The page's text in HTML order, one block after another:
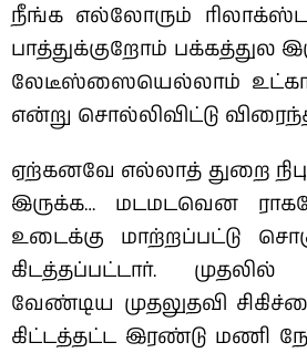
நீங்க எல்லோரும்
பாத்துக்குறோம் பக்கத்துல
லேடீஸ்ஸையெல்லாம்
என்று சொல்லிவிட்டு
ஏற்கனவே எல்லாத் துறை
இருக்க… மடமடவென
உடைக்கு மாற்றப்பட்டு
கிடத்தப்பட்டார்.
வேண்டிய முதலுதவி
கிட்டத்தட்ட இரண்டு மணி